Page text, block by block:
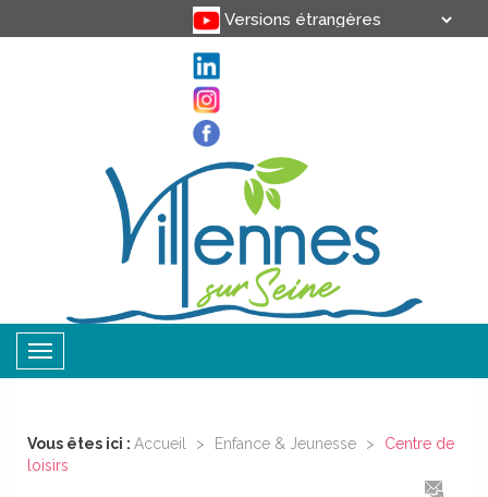
Toggle
navigation
Vous êtes ici : Accueil > Enfance & Jeunesse >
Centre de
loisirs